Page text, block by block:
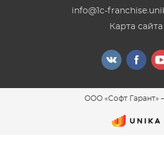
info@1c-
Карта сайта
ООО «Софт Гарант»